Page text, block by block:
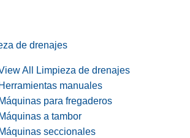
de drenajes
All Limpieza de drenajes
Herramientas manuales
Máquinas para fregaderos
Máquinas a tambor
Máquinas seccionales